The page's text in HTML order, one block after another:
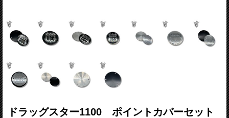
ドラッグスター1100 ポイントカバーセット